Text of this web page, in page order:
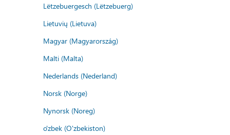
Lëtzebuergesch (Lëtzebuerg)
Lietuvių (Lietuva)
Magyar (Magyarország)
Malti (Malta)
Nederlands (Nederland)
Norsk (Norge)
Nynorsk (Noreg)
o'zbek (O'zbekiston)